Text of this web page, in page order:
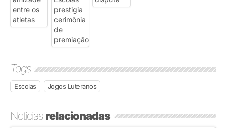
Tags
Escolas Jogos Luteranos
Notíciasrelacionadas